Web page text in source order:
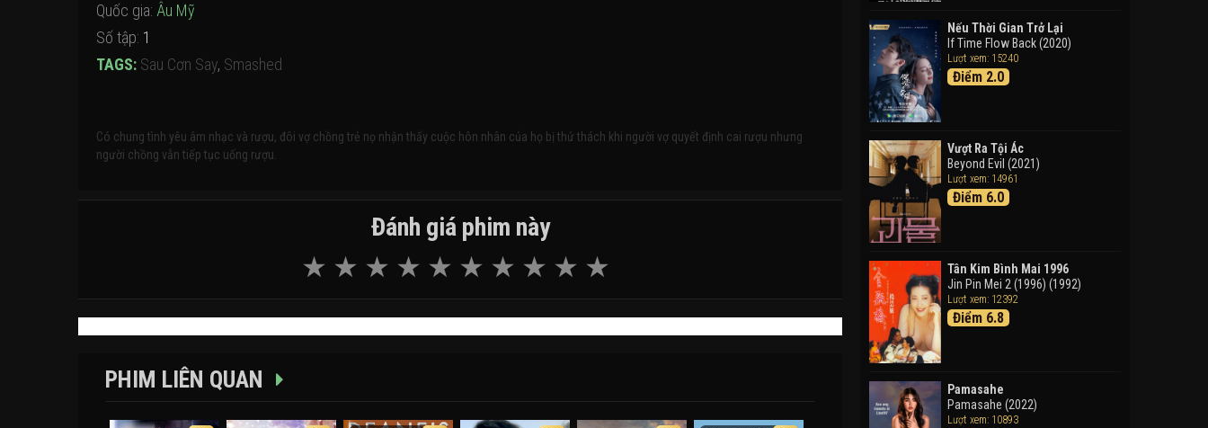
Quốc gia: Âu Mỹ
Số tập: 1
TAGS: Sau Cơn Say, Smashed
Có chung tình yêu âm nhạc và rượu, đôi vợ chồng trẻ nọ nhận thấy cuộc hôn nhân của họ bị thử thách khi người vợ quyết định cai rượu nhưng
người chồng vẫn tiếp tục uống rượu.
Đánh giá phim này
PHIM LIÊN QUAN
Phiêu Lưu Vào Thế Giới Trong
Tranh
Doraemon the Movie: Nobita's
Art World Tales (2025)
Tháng Ngày Tươi Đẹp
Nếu Thời Gian Trở Lại
If Time Flow Back (2020)
Lượt xem: 15240
Điểm 2.0
Vượt Ra Tội Ác
Beyond Evil (2021)
Lượt xem: 14961
Điểm 6.0
Tân Kim Bình Mai 1996
Jin Pin Mei 2 (1996) (1992)
Lượt xem: 12392
Điểm 6.8
Pamasahe
Pamasahe (2022)
Lượt xem: 10893